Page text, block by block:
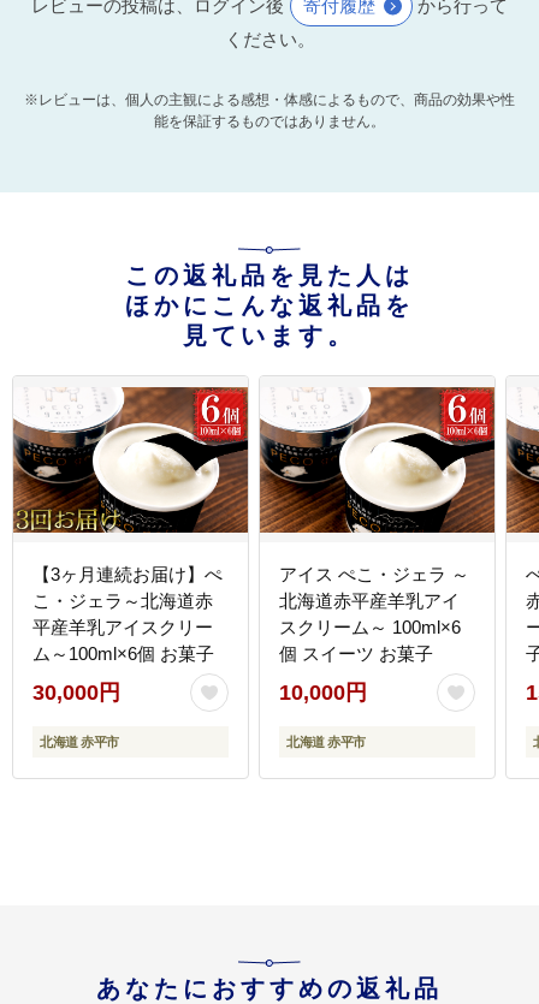
レビューの投稿は、ログイン後 寄付履歴
から行って
ください。
※レビューは、個人の主観による感想・体感によるもので、商品の効果や性
能を保証するものではありません。
この返礼品を見た人は
ほかにこんな返礼品を
見ています。
【3ヶ月連続お届け】ぺ
こ・ジェラ～北海道赤
平産羊乳アイスクリー
ム～100ml×6個 お菓子
30,000円
北海道 赤平市
アイス ぺこ・ジェラ ～
北海道赤平産羊乳アイ
スクリーム～ 100ml×6
個 スイーツ お菓子
10,000円
北海道 赤平市
あなたにおすすめの返礼品